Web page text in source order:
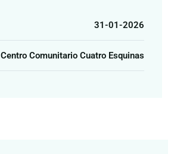
31-01-2026
Centro Comunitario Cuatro Esquinas